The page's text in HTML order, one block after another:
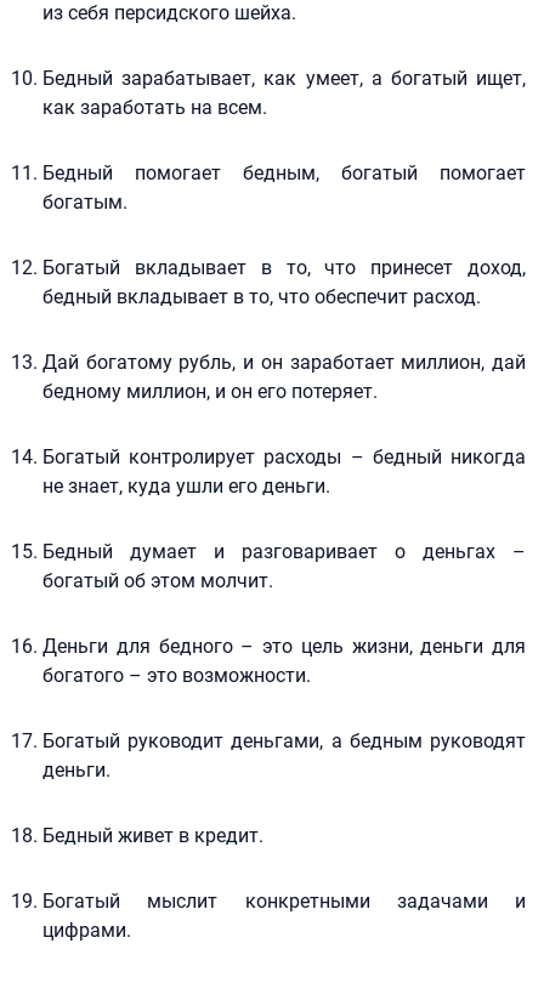
из себя персидского шейха.
Бедный зарабатывает, как умеет, а богатый ищет,
как заработать на всем.
Бедный помогает бедным, богатый помогает
богатым.
Богатый вкладывает в то, что принесет доход,
бедный вкладывает в то, что обеспечит расход.
Дай богатому рубль, и он заработает миллион, дай
бедному миллион, и он его потеряет.
Богатый контролирует расходы – бедный никогда
не знает, куда ушли его деньги.
Бедный думает и разговаривает о деньгах –
богатый об этом молчит.
Деньги для бедного – это цель жизни, деньги для
богатого – это возможности.
Богатый руководит деньгами, а бедным руководят
деньги.
Бедный живет в кредит.
Богатый мыслит конкретными задачами и
цифрами.